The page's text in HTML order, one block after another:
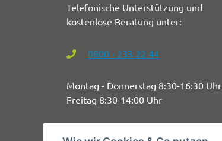
Telefonische Unterstützung und
kostenlose Beratung unter:
0800 - 233 22 44
Montag - Donnerstag 8:30-16:30 Uhr
Freitag 8:30-14:00 Uhr